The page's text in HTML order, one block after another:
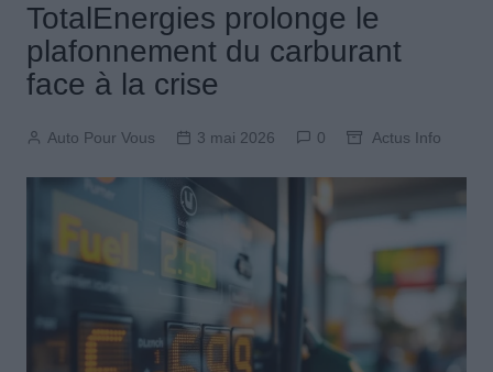
TotalEnergies prolonge le
plafonnement du carburant
face à la crise
Auto Pour Vous 3 mai 2026 0 Actus Info